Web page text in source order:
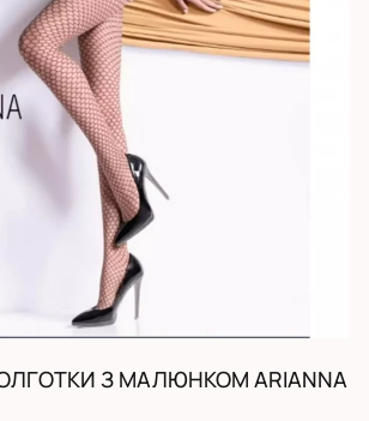
З МАЛЮНКОМ ARIANNA